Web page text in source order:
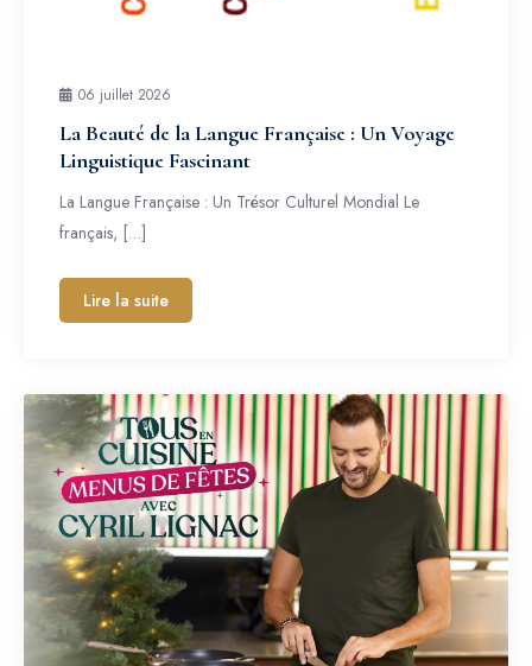
06 juillet 2026
La Beauté de la Langue Française : Un Voyage
Linguistique Fascinant
La Langue Française : Un Trésor Culturel Mondial Le
français, […]
Lire la suite